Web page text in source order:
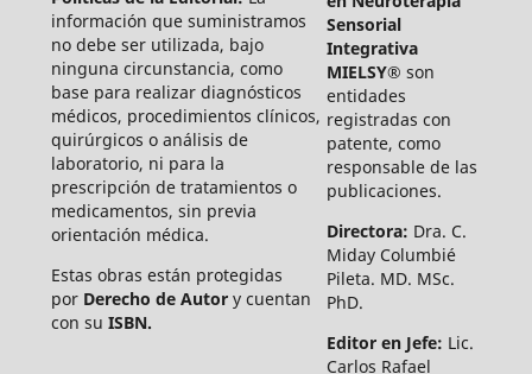
información que suministramos
no debe ser utilizada, bajo
ninguna circunstancia, como
base para realizar diagnósticos
médicos, procedimientos clínicos,
quirúrgicos o análisis de
laboratorio, ni para la
prescripción de tratamientos o
medicamentos, sin previa
orientación médica.
Estas obras están protegidas
porDerecho de Autor y cuentan
con su ISBN.
Sensorial
Integrativa
MIELSY® son
entidades
registradas con
patente, como
responsable de las
publicaciones.
Directora: Dra. C.
Miday Columbié
Pileta. MD. MSc.
PhD.
Editor en Jefe: Lic.
Carlos Rafael